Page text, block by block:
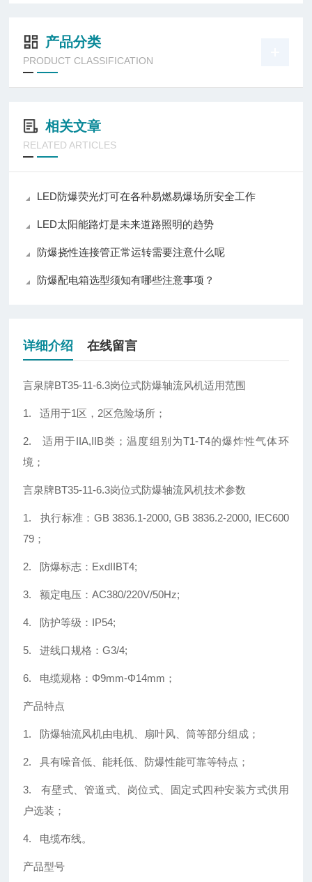
产品分类
PRODUCT CLASSIFICATION
相关文章
RELATED ARTICLES
LED防爆荧光灯可在各种易燃易爆场所安全工作
LED太阳能路灯是未来道路照明的趋势
防爆挠性连接管正常运转需要注意什么呢
防爆配电箱选型须知有哪些注意事项？
详细介绍 在线留言
言泉牌BT35-11-6.3岗位式防爆轴流风机适用范围
1. 适用于1区，2区危险场所；
2. 适用于IIA,IIB类；温度组别为T1-T4的爆炸性气体环
境；
言泉牌BT35-11-6.3岗位式防爆轴流风机技术参数
1. 执行标准：GB 3836.1-2000, GB 3836.2-2000, IEC600
79；
2. 防爆标志：ExdIIBT4;
3. 额定电压：AC380/220V/50Hz;
4. 防护等级：IP54;
5. 进线口规格：G3/4;
6. 电缆规格：Φ9mm-Φ14mm；
产品特点
1. 防爆轴流风机由电机、扇叶风、筒等部分组成；
2. 具有噪音低、能耗低、防爆性能可靠等特点；
3. 有壁式、管道式、岗位式、固定式四种安装方式供用
户选装；
4. 电缆布线。
产品型号